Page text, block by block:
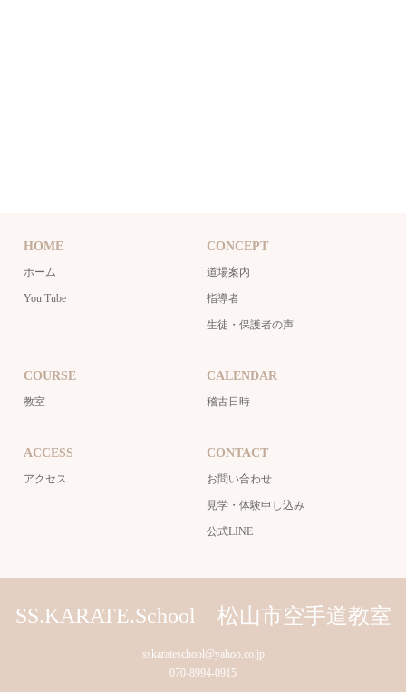
HOME
ホーム
You Tube
CONCEPT
道場案内
指導者
生徒・保護者の声
COURSE
教室
CALENDAR
稽古日時
ACCESS
アクセス
CONTACT
お問い合わせ
見学・体験申し込み
公式LINE
SS.KARATE.School 松山市空手道教室
sskarateschool@yahoo.co.jp
070-8994-0915